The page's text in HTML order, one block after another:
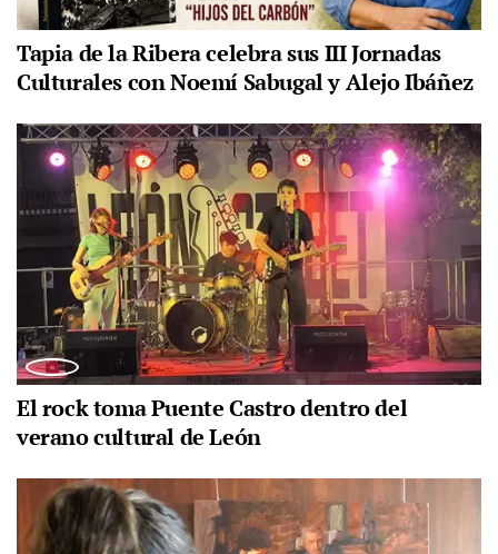
Tapia de la Ribera celebra sus III Jornadas
Culturales con Noemí Sabugal y Alejo Ibáñez
El rock toma Puente Castro dentro del
verano cultural de León